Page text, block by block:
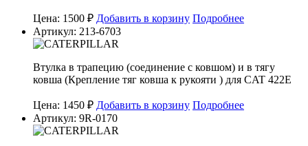
Цена: 1500 ₽ Добавить в корзину Подробнее
Артикул: 213-6703
Втулка в трапецию (соединение с ковшом) и в тягу
ковша (Крепление тяг ковша к рукояти ) для CAT 422E
Цена: 1450 ₽ Добавить в корзину Подробнее
Артикул: 9R-0170